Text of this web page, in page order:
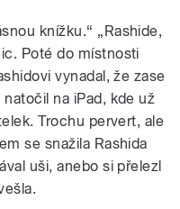
knížku.“ „Rashide,
Poté do místnosti
vynadal, že zase
na iPad, kde už
Trochu pervert, ale
se snažila Rashida
uši, anebo si přelezl